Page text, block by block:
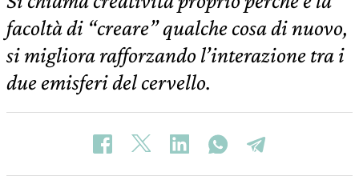
facoltà di “creare” qualche cosa di nuovo,
si migliora rafforzando l’interazione tra i
due emisferi del cervello.